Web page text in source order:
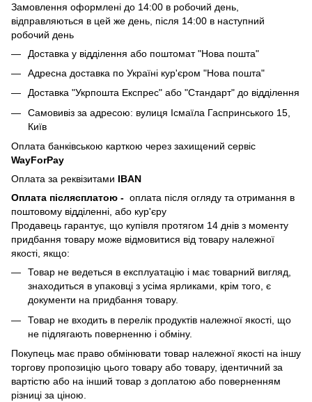
Замовлення оформлені до 14:00 в робочий день,
відправляються в цей же день, після 14:00 в наступний
робочий день
Доставка у відділення або поштомат "Нова пошта"
Адресна доставка по Україні кур'єром "Нова пошта"
Доставка "Укрпошта Експрес" або "Стандарт" до відділення
Самовивіз за адресою: вулиця Ісмаїла Гаспринського 15,
Київ
Оплата банківською карткою через захищений сервіс
WayForPay
Оплата за реквізитами IBAN
Оплата післясплатою - оплата після огляду та отримання в
поштовому відділенні, або кур'єру
Продавець гарантує, що купівля протягом 14 днів з моменту
придбання товару може відмовитися від товару належної
якості, якщо:
Товар не ведеться в експлуатацію і має товарний вигляд,
знаходиться в упаковці з усіма ярликами, крім того, є
документи на придбання товару.
Товар не входить в перелік продуктів належної якості, що
не підлягають поверненню і обміну.
Покупець має право обмінювати товар належної якості на іншу
торгову пропозицію цього товару або товару, ідентичний за
вартістю або на інший товар з доплатою або поверненням
різниці за ціною.